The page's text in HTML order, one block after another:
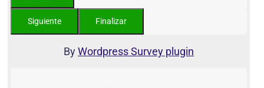
ByWordpress Survey plugin